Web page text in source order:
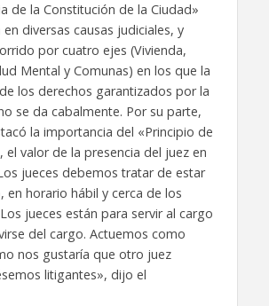
de la Constitución de la Ciudad»
diversas causas judiciales, y
por cuatro ejes (Vivienda,
Mental y Comunas) en los que la
los derechos garantizados por la
se da cabalmente. Por su parte,
la importancia del «Principio de
el valor de la presencia del juez en
jueces debemos tratar de estar
en horario hábil y cerca de los
jueces están para servir al cargo
del cargo. Actuemos como
nos gustaría que otro juez
litigantes», dijo el